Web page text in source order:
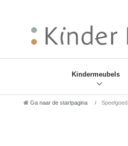
Kindermeubels
Ga naar de startpagina Speelgoed